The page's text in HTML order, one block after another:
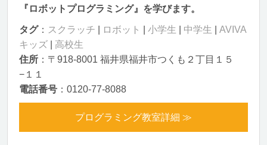
『ロボットプログラミング』を学びます。
タグ： スクラッチ ロボット 小学生 中学生
AVIVA
キッズ
高校生
住所 ：〒918-8001 福井県福井市つくも２丁目１５
−１１
電話番号 ：0120-77-8088
プログラミング教室詳細 ≫